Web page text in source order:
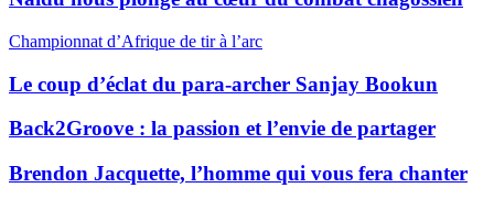
Championnat d’Afrique de tir à l’arc
Le coup d’éclat du para-archer Sanjay Bookun
Back2Groove : la passion et l’envie de partager
Brendon Jacquette, l’homme qui vous fera chanter